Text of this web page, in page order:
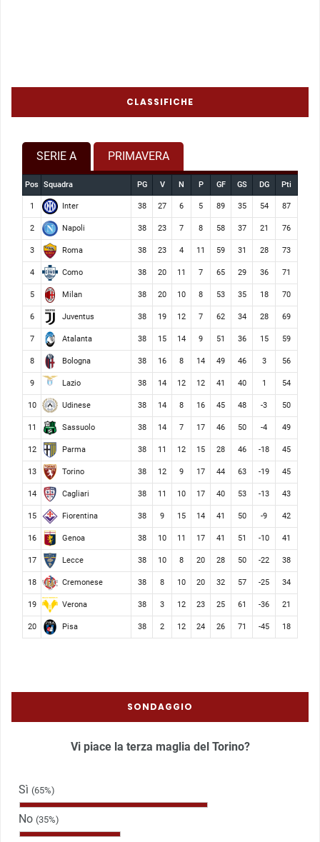
CLASSIFICHE
SERIE A PRIMAVERA
Pos Squadra PG V N P GF GS DG Pti
1 Inter 38 27 6 5 89 35 54 87
2 Napoli 38 23 7 8 58 37 21 76
3 Roma 38 23 4 11 59 31 28 73
4 Como 38 20 11 7 65 29 36 71
5 Milan 38 20 10 8 53 35 18 70
6 Juventus 38 19 12 7 62 34 28 69
7 Atalanta 38 15 14 9 51 36 15 59
8 Bologna 38 16 8 14 49 46 3 56
9 Lazio 38 14 12 12 41 40 1 54
10 Udinese 38 14 8 16 45 48 -3 50
11 Sassuolo 38 14 7 17 46 50 -4 49
12 Parma 38 11 12 15 28 46 -18 45
13 Torino 38 12 9 17 44 63 -19 45
14 Cagliari 38 11 10 17 40 53 -13 43
15 Fiorentina 38 9 15 14 41 50 -9 42
16 Genoa 38 10 11 17 41 51 -10 41
17 Lecce 38 10 8 20 28 50 -22 38
18 Cremonese 38 8 10 20 32 57 -25 34
19 Verona 38 3 12 23 25 61 -36 21
20 Pisa 38 2 12 24 26 71 -45 18
SONDAGGIO
Vi piace la terza maglia del Torino?
Sì (65%)
No (35%)